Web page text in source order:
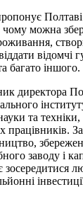
можна
відомчі
багато іншого.
директора
та
працівників.
заводу і